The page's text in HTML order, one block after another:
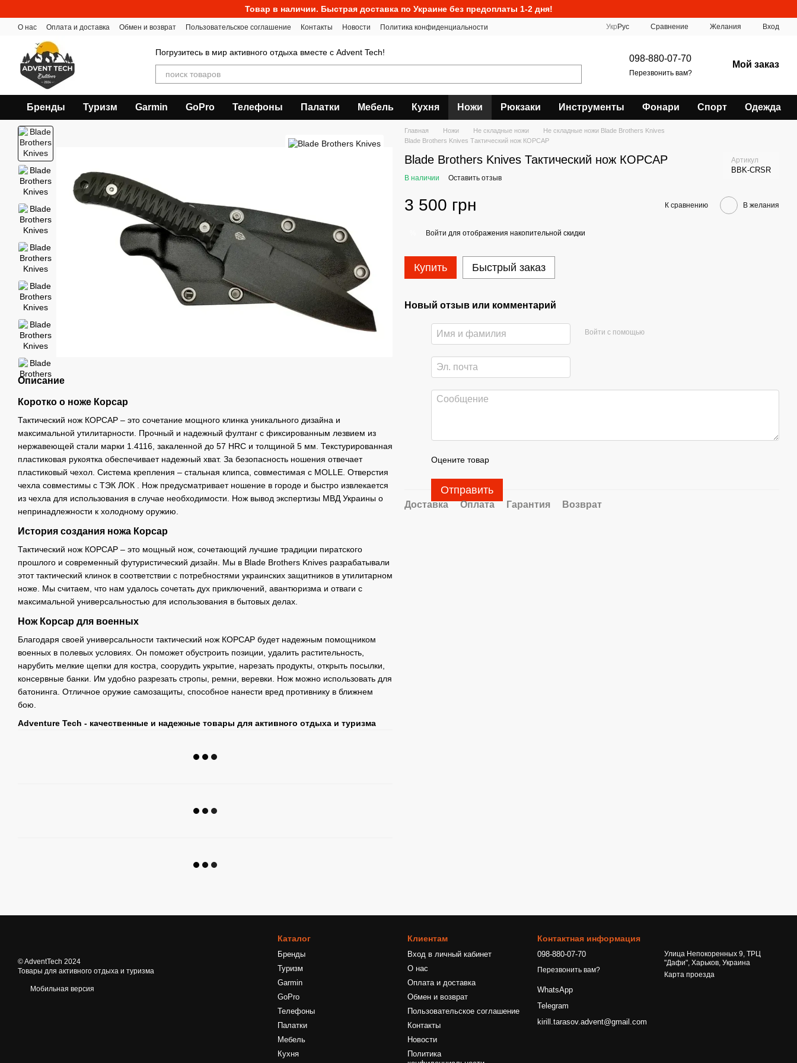
Товар в наличии. Быстрая доставка по Украине без предоплаты 1-2 дня!
О нас Оплата и доставка Обмен и возврат Пользовательское соглашение Контакты Новости Политика конфиденциальности Укр Рус Сравнение Желания Вход
Погрузитесь в мир активного отдыха вместе с Advent Tech!
098-880-07-70
Перезвонить вам?
Мой заказ
Бренды Туризм Garmin GoPro Телефоны Палатки Мебель Кухня Ножи Рюкзаки Инструменты Фонари Спорт Одежда
Описание
Коротко о ноже Корсар
Тактический нож КОРСАР – это сочетание мощного клинка уникального дизайна и
максимальной утилитарности. Прочный и надежный фултанг с фиксированным лезвием из
нержавеющей стали марки 1.4116, закаленной до 57 HRC и толщиной 5 мм. Текстурированная
пластиковая рукоятка обеспечивает надежный хват. За безопасность ношения отвечает
пластиковый чехол. Система крепления – стальная клипса, совместимая с MOLLE. Отверстия
чехла совместимы с ТЭК ЛОК . Нож предусматривает ношение в городе и быстро извлекается
из чехла для использования в случае необходимости. Нож вывод экспертизы МВД Украины о
непринадлежности к холодному оружию.
История создания ножа Корсар
Тактический нож КОРСАР – это мощный нож, сочетающий лучшие традиции пиратского
прошлого и современный футуристический дизайн. Мы в Blade Brothers Knives разрабатывали
этот тактический клинок в соответствии с потребностями украинских защитников в утилитарном
ноже. Мы считаем, что нам удалось сочетать дух приключений, авантюризма и отваги с
максимальной универсальностью для использования в бытовых делах.
Нож Корсар для военных
Благодаря своей универсальности тактический нож КОРСАР будет надежным помощником
военных в полевых условиях. Он поможет обустроить позиции, удалить растительность,
нарубить мелкие щепки для костра, соорудить укрытие, нарезать продукты, открыть посылки,
консервные банки. Им удобно разрезать стропы, ремни, веревки. Нож можно использовать для
батонинга. Отличное оружие самозащиты, способное нанести вред противнику в ближнем
бою.
Adventure Tech - качественные и надежные товары для активного отдыха и туризма
Главная Ножи Не складные ножи
Не складные ножи Blade Brothers Knives
Blade Brothers Knives Тактический нож КОРСАР
Blade Brothers Knives Тактический нож КОРСАР Артикул
BBK-CRSR
В наличии Оставить отзыв
3 500 грн К сравнению В желания
Войти для отображения накопительной скидки
Купить Быстрый заказ
Новый отзыв или комментарий
Войти с помощью
Оцените товар
Отправить
Доставка Оплата Гарантия Возврат
© AdventTech 2024
Товары для активного отдыха и туризма
Мобильная версия
Каталог
Бренды
Туризм
Garmin
GoPro
Телефоны
Палатки
Мебель
Кухня
Клиентам
Вход в личный кабинет
О нас
Оплата и доставка
Обмен и возврат
Пользовательское соглашение
Контакты
Новости
Политика
Контактная информация
098-880-07-70
Перезвонить вам?
WhatsApp
Telegram
kirill.tarasov.advent@gmail.com
Улица Непокоренных 9, ТРЦ
"Дафи", Харьков, Украина
Карта проезда